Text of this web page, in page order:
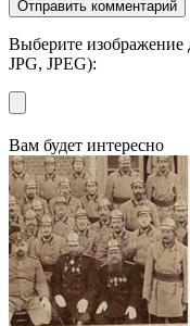
Выберите изображение
JPG, JPEG):
Вам будет интересно